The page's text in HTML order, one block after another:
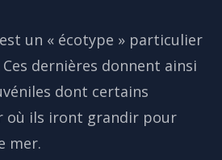
un « écotype » particulier
dernières donnent ainsi
dont certains
où ils iront grandir pour
mer.